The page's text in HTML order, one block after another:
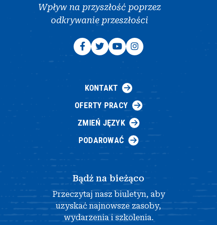
Wpływ na przyszłość poprzez
odkrywanie przeszłości
KONTAKT
OFERTY PRACY
ZMIEŃ JĘZYK
PODAROWAĆ
Bądź na bieżąco
Przeczytaj nasz biuletyn, aby
uzyskać najnowsze zasoby,
wydarzenia i szkolenia.